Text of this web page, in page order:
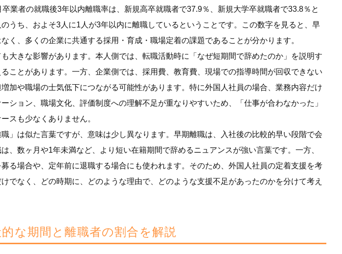
業者の就職後3年以内離職率は、新規高卒就職者で37.9％、新規大学卒就職者で33.8％と
うち、およそ3人に1人が3年以内に離職しているということです。この数字を見ると、早
く、多くの企業に共通する採用・育成・職場定着の課題であることが分かります。
大きな影響があります。本人側では、転職活動時に「なぜ短期間で辞めたのか」を説明す
ことがあります。一方、企業側では、採用費、教育費、現場での指導時間が回収できない
加や職場の士気低下につながる可能性があります。特に外国人社員の場合、業務内容だけ
ション、職場文化、評価制度への理解不足が重なりやすいため、「仕事が合わなかった」
スも少なくありません。
」は似た言葉ですが、意味は少し異なります。早期離職は、入社後の比較的早い段階で会
、数ヶ月や1年未満など、より短い在籍期間で辞めるニュアンスが強い言葉です。一方、
る場合や、定年前に退職する場合にも使われます。そのため、外国人社員の定着支援を考
でなく、どの時期に、どのような理由で、どのような支援不足があったのかを分けて考え
な期間と離職者の割合を解説